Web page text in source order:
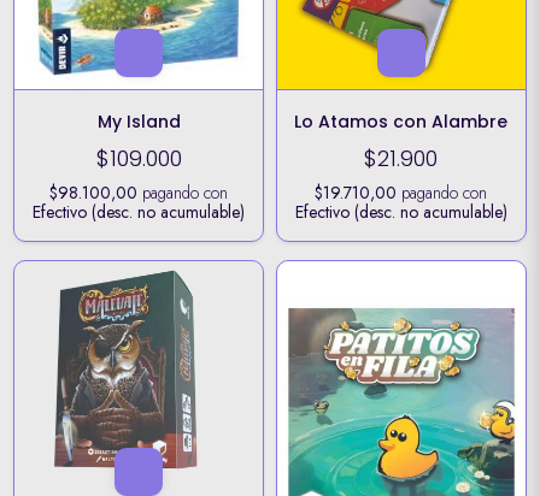
My Island
$109.000
$98.100,00 pagando con
Efectivo (desc. no acumulable)
Lo Atamos con Alambre
$21.900
$19.710,00 pagando con
Efectivo (desc. no acumulable)